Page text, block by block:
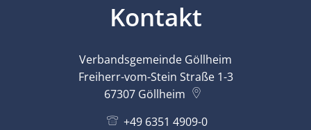
Kontakt
Verbandsgemeinde Göllheim
Freiherr-vom-Stein Straße 1-3
67307 Göllheim
+49 6351 4909-0